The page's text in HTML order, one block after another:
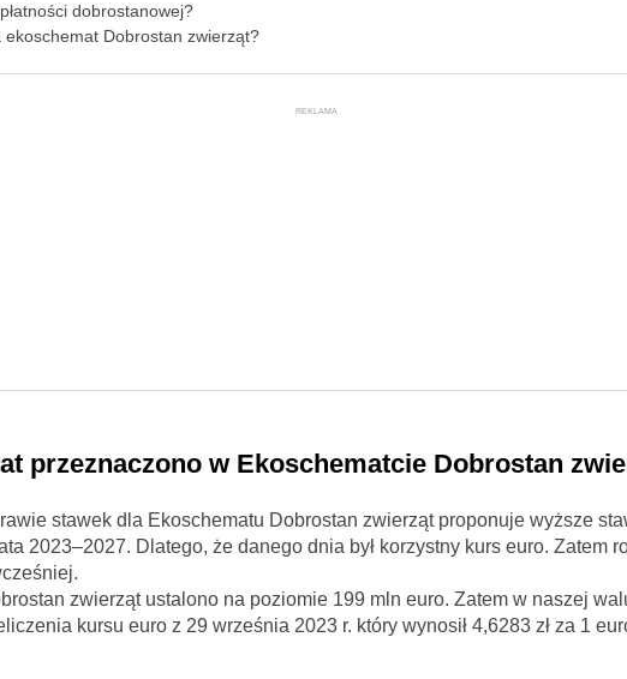
dobrostanowej?
ekoschemat Dobrostan zwierząt?
REKLAMA
przeznaczono w Ekoschematcie Dobrostan
stawek dla Ekoschematu Dobrostan zwierząt proponuje wyższe
2023–2027. Dlatego, że danego dnia był korzystny kurs euro. Zatem
zwierząt ustalono na poziomie 199 mln euro. Zatem w naszej
kursu euro z 29 września 2023 r. który wynosił 4,6283 zł za 1